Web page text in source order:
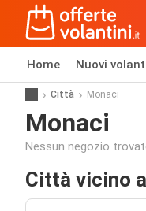
Home Nuovi
Città Monaci
Monaci
Nessun negozio
Città vicino